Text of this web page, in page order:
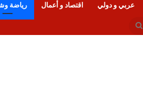
عربي و دولي اقتصاد و أعمال رياضة